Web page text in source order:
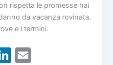
rispetta le promesse hai
da vacanza rovinata.
e i termini.
Li